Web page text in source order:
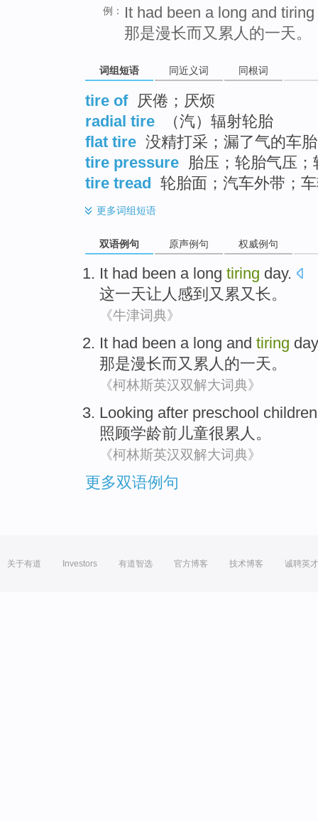
例：
It had been a long and tiring
那是漫长而又累人的一天。
词组短语 同近义词 同根词
tire of 厌倦；厌烦
radial tire
（汽）辐射轮胎
flat tire 没精打采；漏了气的车胎
tire pressure 胎压；轮胎气压；
tire tread 轮胎面；汽车外带；
更多词组短语
双语例句 原声例句 权威例句
It had been a long tiring day.
这一天让人感到又累 又长。
《牛津词典》
It had been a long and tiring day
那是漫长而又累人的一天。
《柯林斯英汉双解大词典》
Looking after preschool children
照顾学龄前 儿童很累人 。
《柯林斯英汉双解大词典》
更多双语例句
关于有道 Investors 有道智选 官方博客 技术博客 诚聘英才